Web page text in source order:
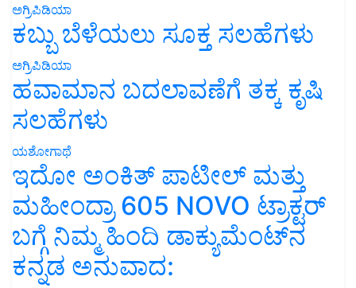
ಅಗ್ರಿಪಿಡಿಯಾ
ಕಬ್ಬು ಬೆಳೆಯಲು ಸೂಕ್ತ ಸಲಹೆಗಳು
ಅಗ್ರಿಪಿಡಿಯಾ
ಹವಾಮಾನ ಬದಲಾವಣೆಗೆ ತಕ್ಕ ಕೃಷಿ
ಸಲಹೆಗಳು
ಯಶೋಗಾಥೆ
ಇದೋ ಅಂಕಿತ್ ಪಾಟೀಲ್ ಮತ್ತು
ಮಹೀಂದ್ರಾ 605 NOVO ಟ್ರಾಕ್ಟರ್
ಬಗ್ಗೆ ನಿಮ್ಮ ಹಿಂದಿ ಡಾಕ್ಯುಮೆಂಟ್‌ನ
ಕನ್ನಡ ಅನುವಾದ: